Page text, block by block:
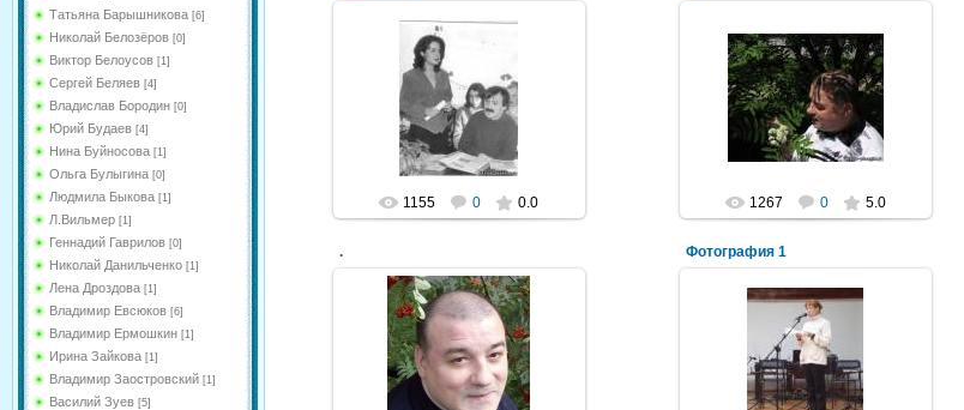
Татьяна Барышникова [6]
Николай Белозёров [0]
Виктор Белоусов [1]
Сергей Беляев [4]
Владислав Бородин [0]
Юрий Будаев [4]
Нина Буйносова [1]
Ольга Булыгина [0]
Людмила Быкова [1]
Л.Вильмер [1]
Геннадий Гаврилов [0]
Николай Данильченко [1]
Лена Дроздова [1]
Владимир Евсюков [6]
Владимир Ермошкин [1]
Ирина Зайкова [1]
Владимир Заостровский [1]
Василий Зуев [5]
06.08.2012
NeXaker
1155 0 0.0
06.08.2012
NeXaker
1267 0 5.0
.
06.08.2012
NeXaker
Фотография 1
23.11.2011
prosinez